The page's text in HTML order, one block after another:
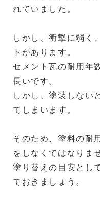
れていました。
しかし、衝撃に弱く
トがあります。
セメント瓦の耐用年
長いです。
しかし、塗装しない
てしまいます。
そのため、塗料の耐
をしなくてはなりま
塗り替えの目安とし
ておきましょう。